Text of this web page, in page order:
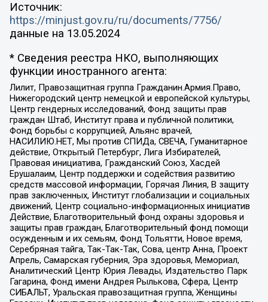
Источник:
https://minjust.gov.ru/ru/documents/7756/
данные на 13.05.2024
* Сведения реестра НКО, выполняющих
функции иностранного агента:
Лилит, Правозащитная группа Гражданин.Армия.Право,
Нижегородский центр немецкой и европейской культуры,
Центр гендерных исследований, Фонд защиты прав
граждан Штаб, Институт права и публичной политики,
Фонд борьбы с коррупцией, Альянс врачей,
НАСИЛИЮ.НЕТ, Мы против СПИДа, СВЕЧА, Гуманитарное
действие, Открытый Петербург, Лига Избирателей,
Правовая инициатива, Гражданский Союз, Хасдей
Ерушалаим, Центр поддержки и содействия развитию
средств массовой информации, Горячая Линия, В защиту
прав заключенных, Институт глобализации и социальных
движений, Центр социально-информационных инициатив
Действие, Благотворительный фонд охраны здоровья и
защиты прав граждан, Благотворительный фонд помощи
осужденным и их семьям, Фонд Тольятти, Новое время,
Серебряная тайга, Так-Так-Так, Сова, центр Анна, Проект
Апрель, Самарская губерния, Эра здоровья, Мемориал,
Аналитический Центр Юрия Левады, Издательство Парк
Гагарина, Фонд имени Андрея Рылькова, Сфера, Центр
СИБАЛЬТ, Уральская правозащитная группа, Женщины